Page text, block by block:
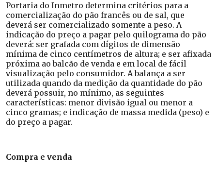
Portaria do Inmetro determina critérios para a
comercialização do pão francês ou de sal, que
deverá ser comercializado somente a peso. A
indicação do preço a pagar pelo quilograma do pão
deverá: ser grafada com dígitos de dimensão
mínima de cinco centímetros de altura; e ser afixada
próxima ao balcão de venda e em local de fácil
visualização pelo consumidor. A balança a ser
utilizada quando da medição da quantidade do pão
deverá possuir, no mínimo, as seguintes
características: menor divisão igual ou menor a
cinco gramas; e indicação de massa medida (peso) e
do preço a pagar.
Compra e venda